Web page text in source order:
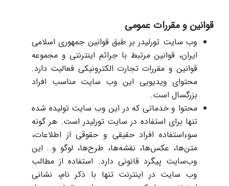
قوانین و مقررات عمومی
وب سایت تورلیدر بر طبق قوانین جمهوری اسلامی
ایران، قوانین مرتبط با جرائم اینترنتی و مجموعه
قوانین و مقررات تجارت الکترونیکی فعالیت دارد.
محتوای ویدیویی این وب سایت مناسب افراد
بزرگسال است.
محتوا و خدماتی که در این وب سایت تولیده شده
تنها برای استفاده در سایت تورلیدر است. هر گونه
سوءاستفاده افراد حقیقی و حقوقی از اطلاعات،
متن‌ها، عکس‌ها، نقشه‌ها، طرح‌ها، لوگو و… این
وب‌سایت پیگرد قانونی دارد. استفاده از مطالب
وب سایت در اینترنت تنها با ذکر نام، نشانی